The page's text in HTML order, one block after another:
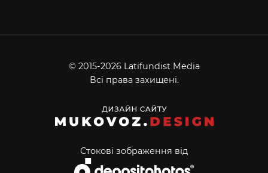
© 2015-2026 Latifundist Media
Всі права захищені.
Стокові зображення від